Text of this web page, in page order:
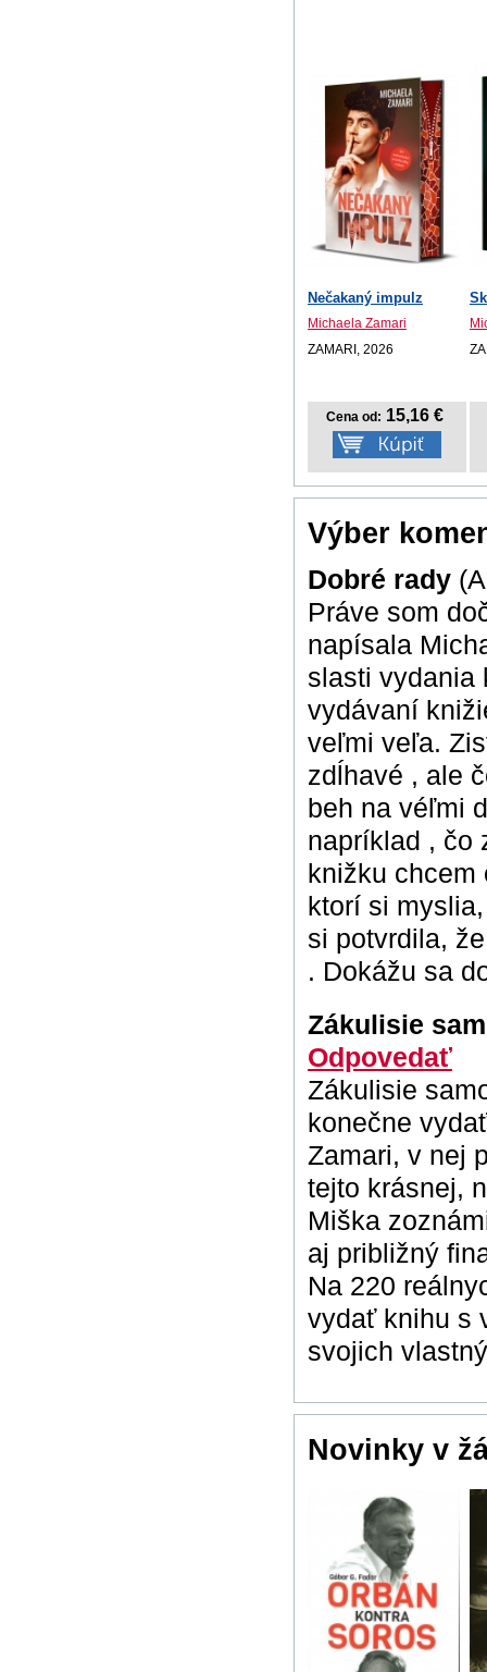
Nečakaný impulz
Michaela Zamari
ZAMARI, 2026
Cena od: 15,16 €
Výber
Dobré rady
Práve som
napísala
slasti vydania
vydávaní
veľmi veľa.
zdĺhavé , ale
beh na véľmi
napríklad , čo
knižku chcem
ktorí si
si potvrdila,
. Dokážu sa
Zákulisie
Odpovedať
Zákulisie
konečne
Zamari, v nej
tejto krásnej,
Miška
aj približný
Na 220
vydať knihu s
svojich
Novinky v